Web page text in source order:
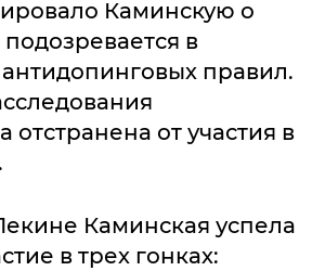
Каминскую о
в
правил.
отстранена от участия в
Каминская успела
в трех гонках: